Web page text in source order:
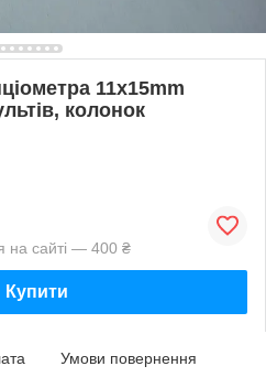
11x15mm
колонок
на сайті — 400 ₴
Купити
Умови повернення